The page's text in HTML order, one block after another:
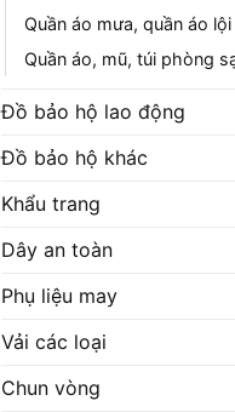
Quần áo mưa, quần áo
Quần áo, mũ, túi phòng
Đồ bảo hộ lao động
Đồ bảo hộ khác
Khẩu trang
Dây an toàn
Phụ liệu may
Vải các loại
Chun vòng